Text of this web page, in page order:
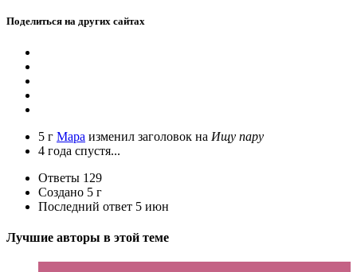
Поделиться на других сайтах
5 г Мара изменил заголовок на Ищу пару
4 года спустя...
Ответы 129
Создано 5 г
Последний ответ 5 июн
Лучшие авторы в этой теме